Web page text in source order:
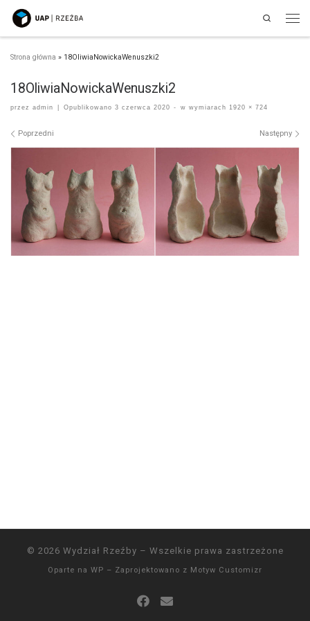
Przejdź do treści
Search
Strona główna » 18OliwiaNowickaWenuszki2
18OliwiaNowickaWenuszki2
przez admin Opublikowano 3 czerwca 2020 - w wymiarach 1920 × 724
Nawigacja po obrazach
Poprzedni Następny
© 2026 Wydział Rzeźby – Wszelkie prawa zastrzeżone
Oparte na WP – Zaprojektowano z Motyw Customizr